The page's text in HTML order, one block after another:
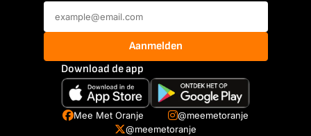
Aanmelden
Download de app
Mee Met Oranje
@meemetoranje
@meemetoranje